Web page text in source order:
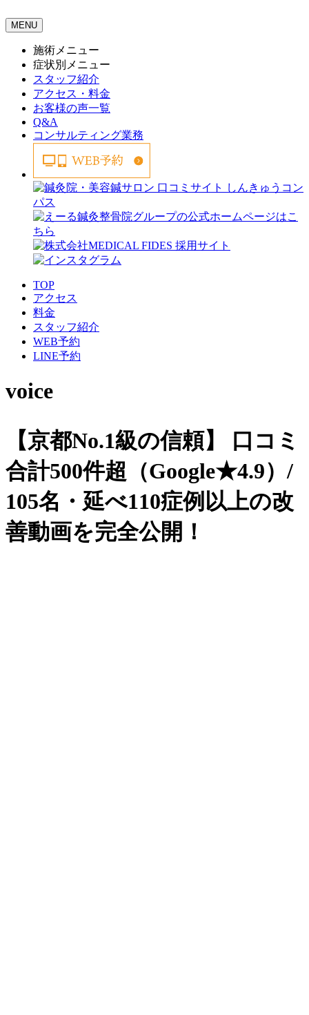
MENU
施術メニュー
症状別メニュー
スタッフ紹介
アクセス・料金
お客様の声一覧
Q&A
コンサルティング業務
TOP
アクセス
料金
スタッフ紹介
WEB予約
LINE予約
voice
【京都No.1級の信頼】
口コミ
合計500件超（Google★4.9）/
105名・延べ110症例以上の改
善動画を完全公開！